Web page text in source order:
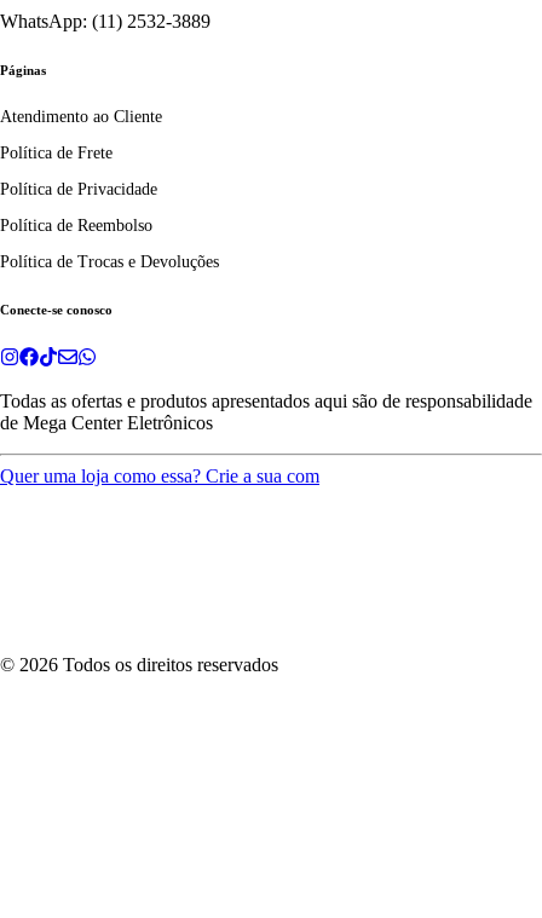
WhatsApp: (11) 2532-3889
Páginas
Atendimento ao Cliente
Política de Frete
Política de Privacidade
Política de Reembolso
Política de Trocas e Devoluções
Conecte-se conosco
Todas as ofertas e produtos apresentados aqui são de responsabilidade
de Mega Center Eletrônicos
Quer uma loja como essa? Crie a sua com
© 2026 Todos os direitos reservados